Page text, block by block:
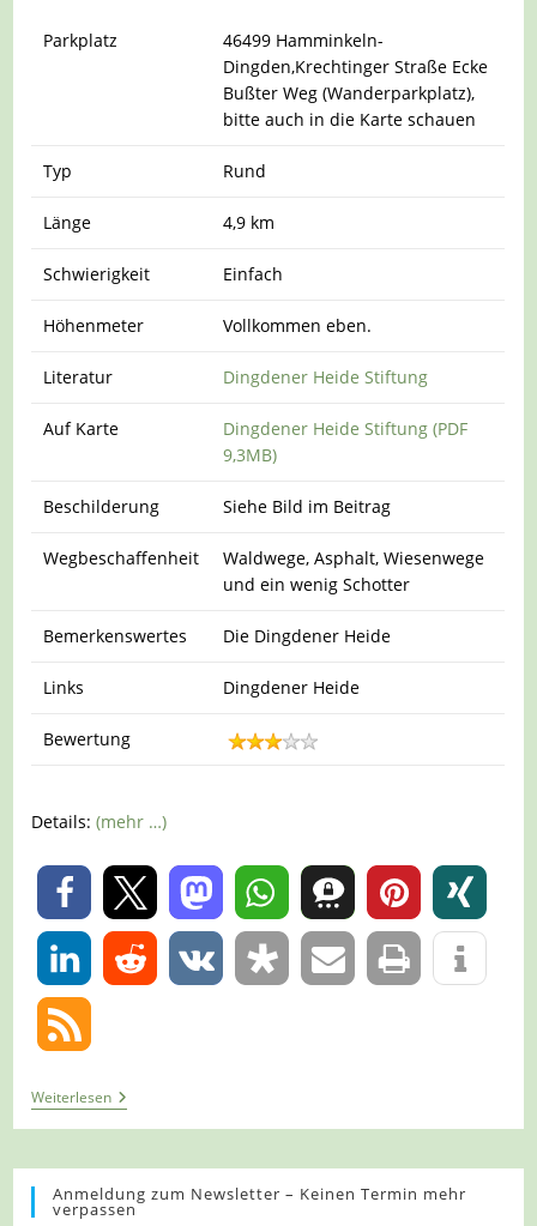
Parkplatz
46499 Hamminkeln-
Dingden,Krechtinger Straße Ecke
Bußter Weg (Wanderparkplatz),
bitte auch in die Karte schauen
Typ Rund
Länge 4,9 km
Schwierigkeit Einfach
Höhenmeter Vollkommen eben.
Literatur Dingdener Heide Stiftung
Auf Karte
Dingdener Heide Stiftung (PDF
9,3MB)
Beschilderung Siehe Bild im Beitrag
Wegbeschaffenheit
Waldwege, Asphalt, Wiesenwege
und ein wenig Schotter
Bemerkenswertes Die Dingdener Heide
Links Dingdener Heide
Bewertung
Details:(mehr …)
0
0
WeiterlesenTour
1088
-
Dingden
–
Dingdener
Anmeldung zum Newsletter – Keinen Termin mehr
verpassen